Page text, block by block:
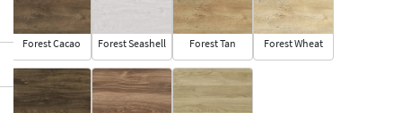
Forest Cacao Forest Seashell Forest Tan Forest Wheat